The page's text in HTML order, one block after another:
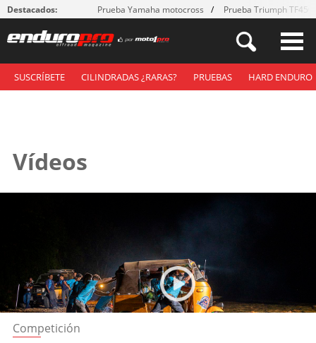
Destacados: Prueba Yamaha motocross Prueba Triumph
SUSCRÍBETE CILINDRADAS ¿RARAS? PRUEBAS HARD ENDURO
Vídeos
Competición